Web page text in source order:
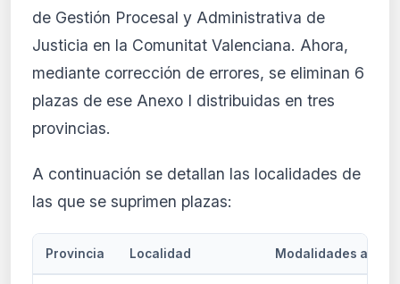
de Gestión Procesal y Administrativa de
Justicia en la Comunitat Valenciana. Ahora,
mediante corrección de errores, se eliminan 6
plazas de ese Anexo I distribuidas en tres
provincias.
A continuación se detallan las localidades de
las que se suprimen plazas:
Provincia Localidad Modalidades